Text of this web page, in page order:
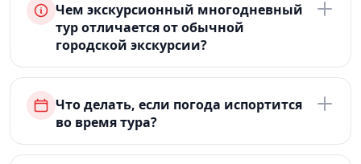
Чем экскурсионный многодневный
тур отличается от обычной
городской экскурсии?
Что делать, если погода испортится
во время тура?